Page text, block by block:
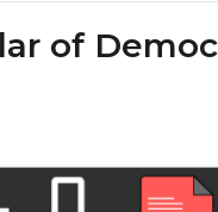
Pillar of